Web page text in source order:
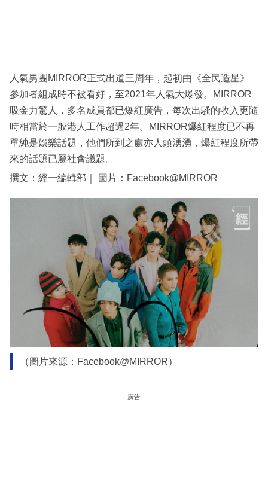
區
人氣男團MIRROR正式出道三周年，起初由《全民造星》
參加者組成時不被看好，至2021年人氣大爆發。MIRROR
吸金力驚人，多名成員都已爆紅廣告，每次出騷的收入更隨
時相當於一般港人工作超過2年。MIRROR爆紅程度已不再
單純是娛樂話題，他們所到之處亦人頭湧湧，爆紅程度所帶
來的話題已屬社會議題。
撰文：經一編輯部｜ 圖片：Facebook@MIRROR
（圖片來源：Facebook@MIRROR）
廣告